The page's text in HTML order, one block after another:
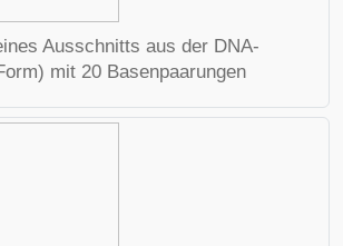
Ausschnitts aus der DNA-
mit 20 Basenpaarungen